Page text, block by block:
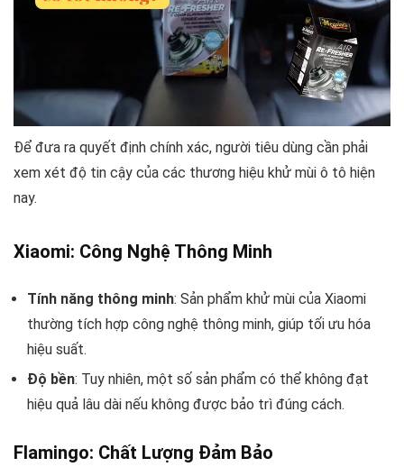
Để đưa ra quyết định chính xác, người tiêu dùng cần phải
xem xét độ tin cậy của các thương hiệu khử mùi ô tô hiện
nay.
Xiaomi: Công Nghệ Thông Minh
Tính năng thông minh: Sản phẩm khử mùi của Xiaomi
thường tích hợp công nghệ thông minh, giúp tối ưu hóa
hiệu suất.
Độ bền: Tuy nhiên, một số sản phẩm có thể không đạt
hiệu quả lâu dài nếu không được bảo trì đúng cách.
Flamingo: Chất Lượng Đảm Bảo